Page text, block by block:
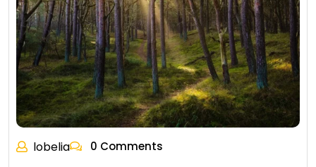
lobelia 0 Comments